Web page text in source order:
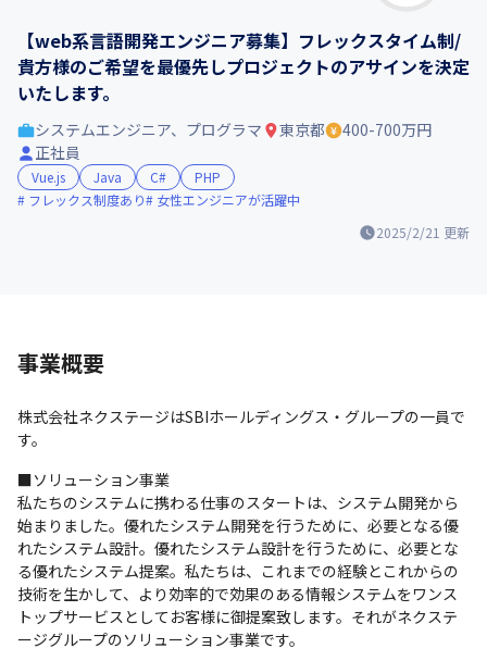
【web系言語開発エンジニア募集】フレックスタイム制/
貴方様のご希望を最優先しプロジェクトのアサインを決定
いたします。
2025/2/21 更新
システムエンジニア、プログラマ 東京都
400-700万円
正社員
Vue.js Java C#
PHP
フレックス制度あり
女性エンジニアが活躍中
事業概要
株式会社ネクステージはSBIホールディングス・グループの一員で
す。
■ソリューション事業
私たちのシステムに携わる仕事のスタートは、システム開発から
始まりました。優れたシステム開発を行うために、必要となる優
れたシステム設計。優れたシステム設計を行うために、必要とな
る優れたシステム提案。私たちは、これまでの経験とこれからの
技術を生かして、より効率的で効果のある情報システムをワンス
トップサービスとしてお客様に御提案致します。それがネクステ
ージグループのソリューション事業です。